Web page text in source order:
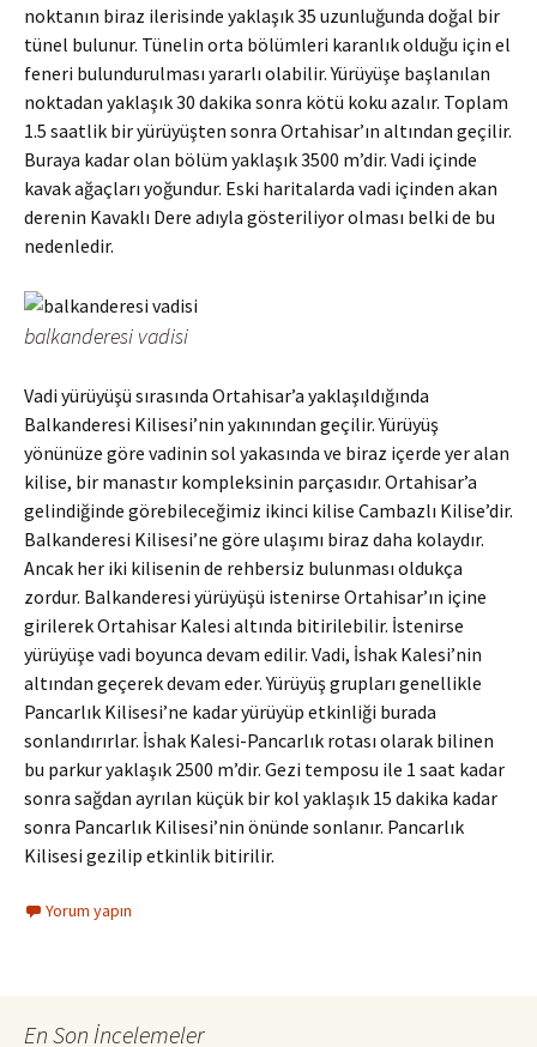
noktanın biraz ilerisinde yaklaşık 35 uzunluğunda doğal bir
tünel bulunur. Tünelin orta bölümleri karanlık olduğu için el
feneri bulundurulması yararlı olabilir. Yürüyüşe başlanılan
noktadan yaklaşık 30 dakika sonra kötü koku azalır. Toplam
1.5 saatlik bir yürüyüşten sonra Ortahisar’ın altından geçilir.
Buraya kadar olan bölüm yaklaşık 3500 m’dir. Vadi içinde
kavak ağaçları yoğundur. Eski haritalarda vadi içinden akan
derenin Kavaklı Dere adıyla gösteriliyor olması belki de bu
nedenledir.
balkanderesi vadisi
Vadi yürüyüşü sırasında Ortahisar’a yaklaşıldığında
Balkanderesi Kilisesi’nin yakınından geçilir. Yürüyüş
yönünüze göre vadinin sol yakasında ve biraz içerde yer alan
kilise, bir manastır kompleksinin parçasıdır. Ortahisar’a
gelindiğinde görebileceğimiz ikinci kilise Cambazlı Kilise’dir.
Balkanderesi Kilisesi’ne göre ulaşımı biraz daha kolaydır.
Ancak her iki kilisenin de rehbersiz bulunması oldukça
zordur. Balkanderesi yürüyüşü istenirse Ortahisar’ın içine
girilerek Ortahisar Kalesi altında bitirilebilir. İstenirse
yürüyüşe vadi boyunca devam edilir. Vadi, İshak Kalesi’nin
altından geçerek devam eder. Yürüyüş grupları genellikle
Pancarlık Kilisesi’ne kadar yürüyüp etkinliği burada
sonlandırırlar. İshak Kalesi-Pancarlık rotası olarak bilinen
bu parkur yaklaşık 2500 m’dir. Gezi temposu ile 1 saat kadar
sonra sağdan ayrılan küçük bir kol yaklaşık 15 dakika kadar
sonra Pancarlık Kilisesi’nin önünde sonlanır. Pancarlık
Kilisesi gezilip etkinlik bitirilir.
Yorum yapın
En Son İncelemeler